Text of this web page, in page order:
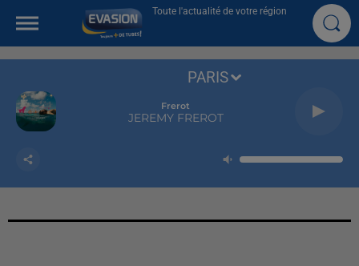
Toute l'actualité de votre région
Frerot
JEREMY FREROT
PARIS